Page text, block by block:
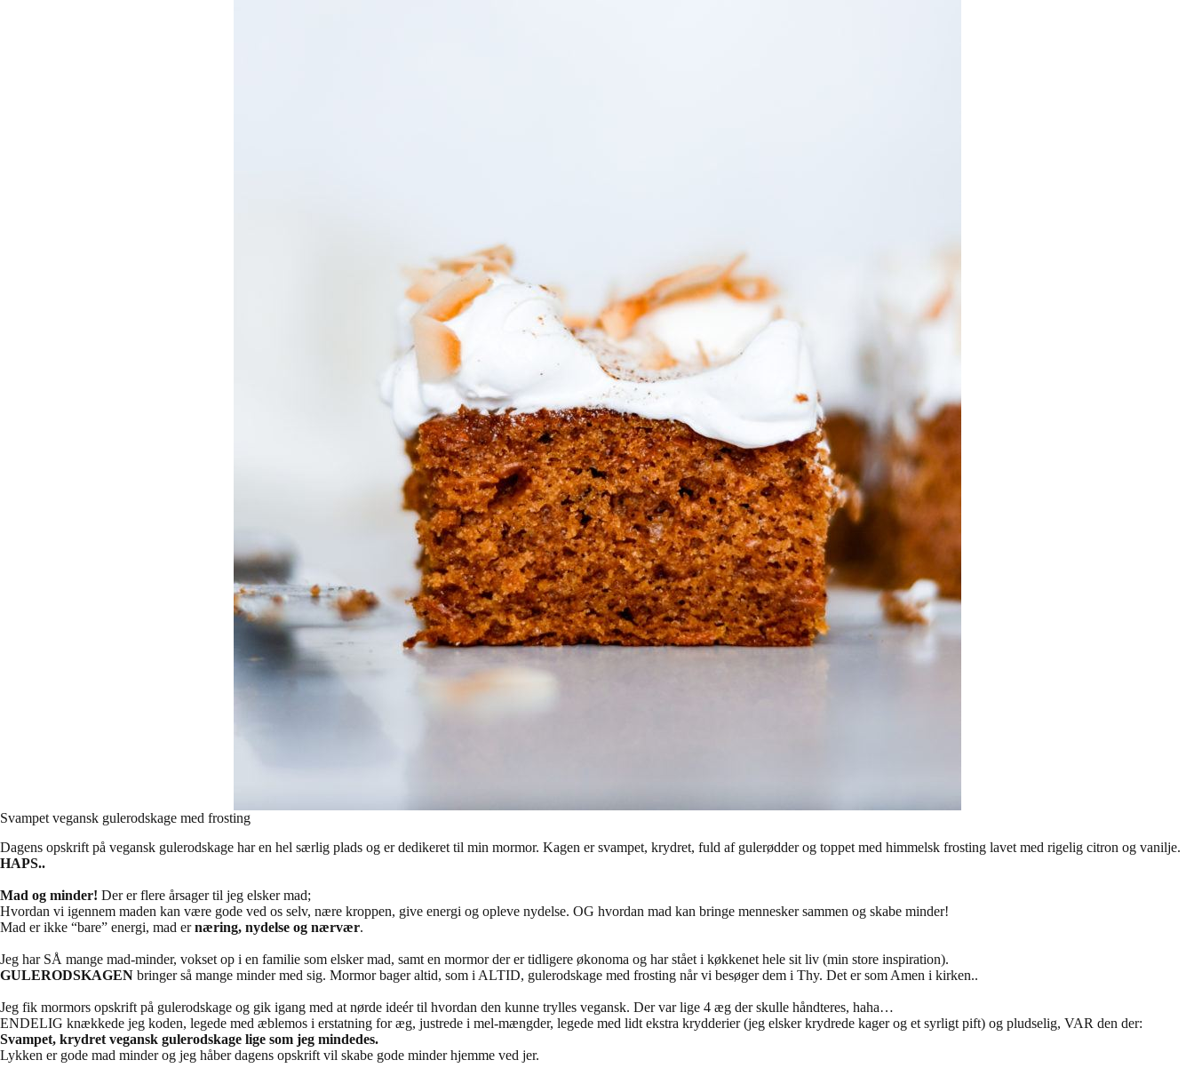
Svampet vegansk gulerodskage med frosting
Dagens opskrift på vegansk gulerodskage har en hel særlig plads og er dedikeret til min mormor. Kagen er svampet, krydret, fuld af gulerødder og toppet med himmelsk frosting lavet med rigelig citron og vanilje.
HAPS..
Mad og minder! Der er flere årsager til jeg elsker mad;
Hvordan vi igennem maden kan være gode ved os selv, nære kroppen, give energi og opleve nydelse. OG hvordan mad kan bringe mennesker sammen og skabe minder!
Mad er ikke “bare” energi, mad ernæring, nydelse og nærvær.
Jeg har SÅ mange mad-minder, vokset op i en familie som elsker mad, samt en mormor der er tidligere økonoma og har stået i køkkenet hele sit liv (min store inspiration).
GULERODSKAGEN bringer så mange minder med sig. Mormor bager altid, som i ALTID, gulerodskage med frosting når vi besøger dem i Thy. Det er som Amen i kirken..
Jeg fik mormors opskrift på gulerodskage og gik igang med at nørde ideér til hvordan den kunne trylles vegansk. Der var lige 4 æg der skulle håndteres, haha…
ENDELIG knækkede jeg koden, legede med æblemos i erstatning for æg, justrede i mel-mængder, legede med lidt ekstra krydderier (jeg elsker krydrede kager og et syrligt pift) og pludselig, VAR den der:
Svampet, krydret vegansk gulerodskage lige som jeg mindedes.
Lykken er gode mad minder og jeg håber dagens opskrift vil skabe gode minder hjemme ved jer.